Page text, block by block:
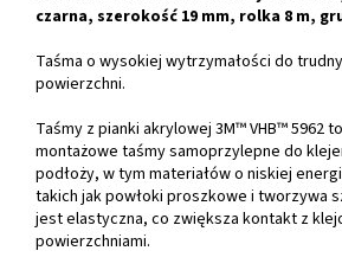
czarna, szerokość 19 mm, rolka 8 m,
Taśma o wysokiej wytrzymałości do
powierzchni.
Taśmy z pianki akrylowej 3M™ VHB™ 5962
montażowe taśmy samoprzylepne do
podłoży, w tym materiałów o niskiej
takich jak powłoki proszkowe i tworzywa
jest elastyczna, co zwiększa kontakt z
powierzchniami.